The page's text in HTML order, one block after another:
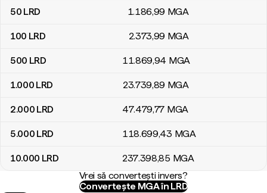
50 LRD 1.186,99 MGA
100 LRD 2.373,99 MGA
500 LRD 11.869,94 MGA
1.000 LRD 23.739,89 MGA
2.000 LRD 47.479,77 MGA
5.000 LRD 118.699,43 MGA
10.000 LRD 237.398,85 MGA
Vrei să convertești invers?
Convertește MGA în LRD